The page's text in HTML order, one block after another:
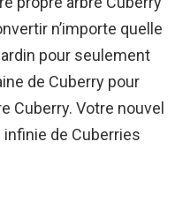
n’importe quelle
pour seulement
de Cuberry pour
Cuberry. Votre nouvel
de Cuberries